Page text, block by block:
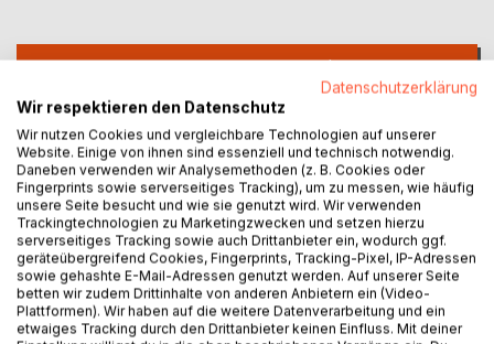
IN DEN WARENKORB
Auf die Merkliste
Titel bewerten
BESCHREIBUNG
Datenschutzerklärung
Wir respektieren den Datenschutz
Wir nutzen Cookies und vergleichbare Technologien auf unserer
Website. Einige von ihnen sind essenziell und technisch notwendig.
Daneben verwenden wir Analysemethoden (z. B. Cookies oder
Fingerprints sowie serverseitiges Tracking), um zu messen, wie häufig
unsere Seite besucht und wie sie genutzt wird. Wir verwenden
Trackingtechnologien zu Marketingzwecken und setzen hierzu
serverseitiges Tracking sowie auch Drittanbieter ein, wodurch ggf.
geräteübergreifend Cookies, Fingerprints, Tracking-Pixel, IP-Adressen
sowie gehashte E-Mail-Adressen genutzt werden. Auf unserer Seite
betten wir zudem Drittinhalte von anderen Anbietern ein (Video-
Plattformen). Wir haben auf die weitere Datenverarbeitung und ein
etwaiges Tracking durch den Drittanbieter keinen Einfluss. Mit deiner